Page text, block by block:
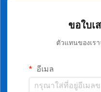
ขอใบเ
ตัวแทนของเร
อีเมล